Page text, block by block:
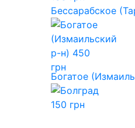
Бессарабское
Богатое